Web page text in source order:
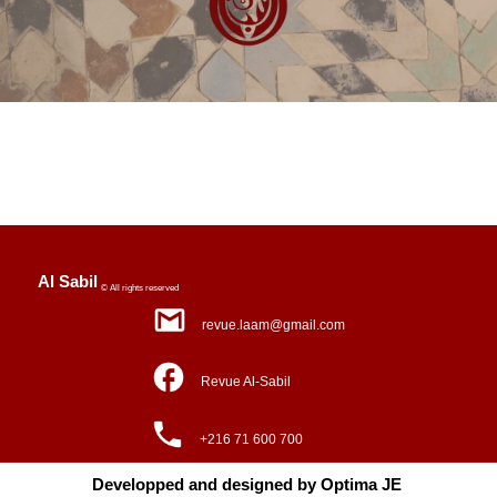
Al Sabil © All rights reserved
revue.laam@gmail.com
Revue Al-Sabil
+216 71 600 700
Developped and designed by Optima JE ​